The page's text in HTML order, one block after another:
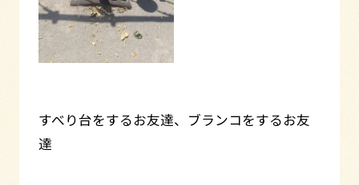
すべり台をするお友達、ブランコをするお友
達